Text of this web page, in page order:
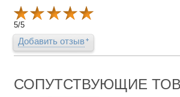
5/5
Добавить отзыв
СОПУТСТВУЮЩИЕ